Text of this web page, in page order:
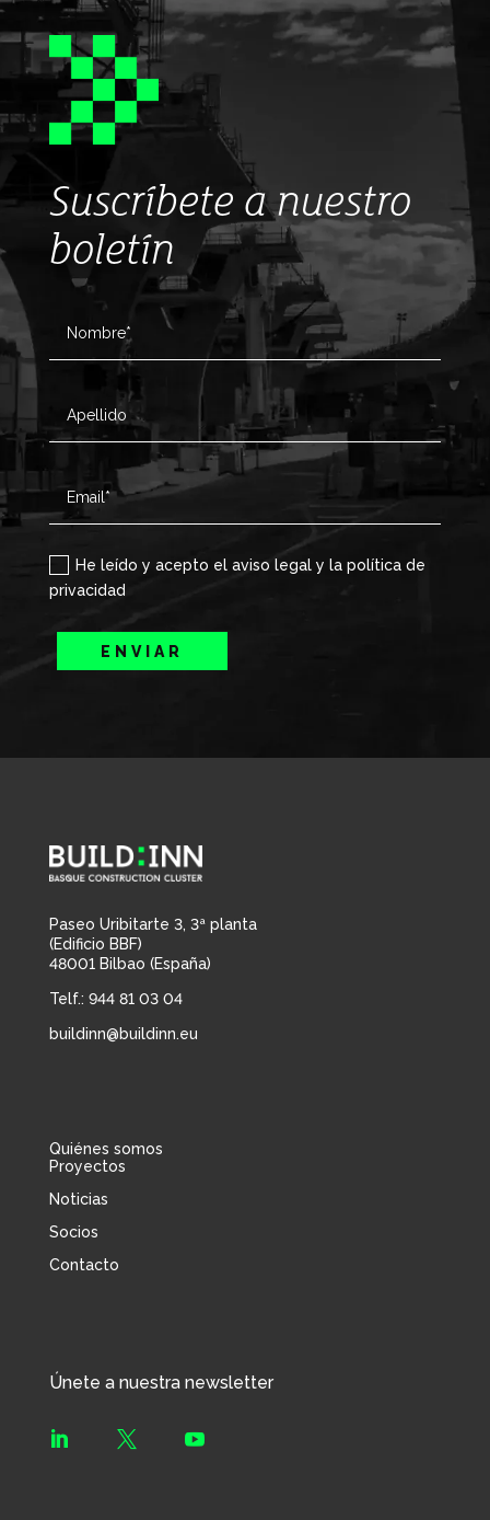
Suscríbete a nuestro
boletín
He leído y acepto el aviso legal y la política de
privacidad
ENVIAR
Paseo Uribitarte 3, 3ª planta
(Edificio BBF)
48001 Bilbao (España)
Telf.: 944 81 03 04
buildinn@buildinn.eu
Quiénes somos
Proyectos
Noticias
Socios
Contacto
Únete a nuestra newsletter
  